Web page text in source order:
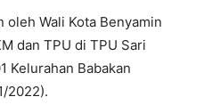
Wali Kota Benyamin
dan TPU di TPU Sari
Kelurahan Babakan
2022).